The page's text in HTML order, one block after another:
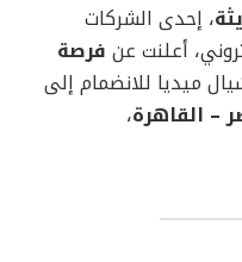
، إحدى الشركات
أعلنت عن فرصة
ميديا للانضمام إلى
– القاهرة،